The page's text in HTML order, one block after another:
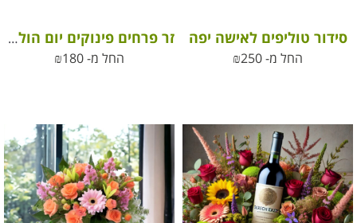
סידור טוליפים לאישה יפה
החל מ- ₪250
זר פרחים פינוקים יום הולדת
החל מ-
₪180